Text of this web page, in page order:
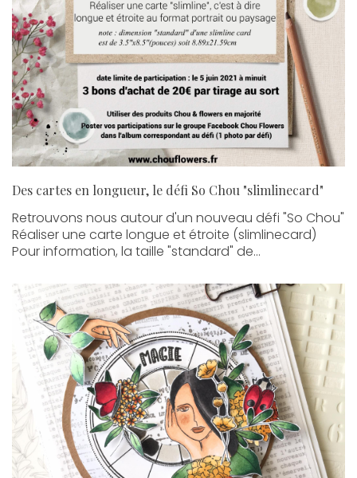
Des cartes en longueur, le défi So Chou "slimlinecard"
Retrouvons nous autour d'un nouveau défi "So Chou"
Réaliser une carte longue et étroite (slimlinecard)
Pour information, la taille "standard" de...